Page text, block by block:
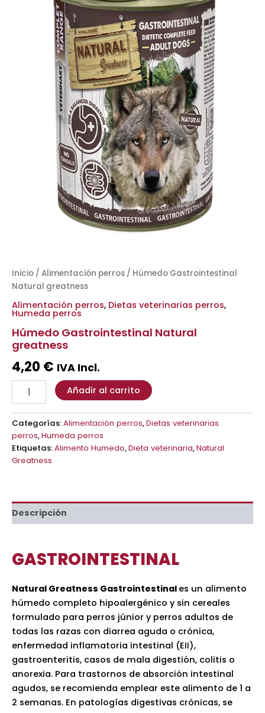
Inicio / Alimentación perros / Húmedo Gastrointestinal
Natural greatness
Alimentación perros, Dietas veterinarias perros,
Humeda perros
Húmedo Gastrointestinal Natural
greatness
4,20 € IVA Incl.
Añadir al carrito
Categorías:Alimentación perros,Dietas veterinarias
perros,Humeda perros
Etiquetas:Alimento Humedo,Dieta veterinaria,Natural
Greatness
Descripción
GASTROINTESTINAL
Natural Greatness Gastrointestinal es un alimento
húmedo completo hipoalergénico y sin cereales
formulado para perros júnior y perros adultos de
todas las razas con diarrea aguda o crónica,
enfermedad inflamatoria intestinal (EII),
gastroenteritis, casos de mala digestión, colitis o
anorexia. Para trastornos de absorción intestinal
agudos, se recomienda emplear este alimento de 1 a
2 semanas. En patologías digestivas crónicas, se